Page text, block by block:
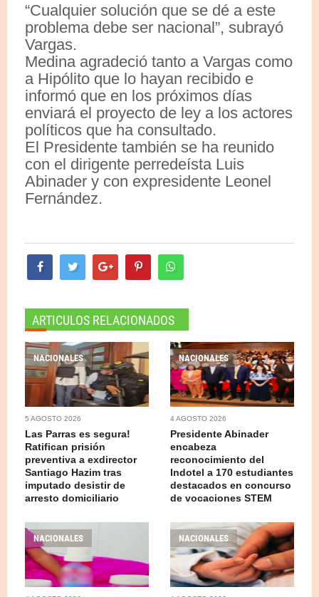
“Cualquier solución que se dé a este
problema debe ser nacional”, subrayó
Vargas.
Medina agradeció tanto a Vargas como
a Hipólito que lo hayan recibido e
informó que en los próximos días
enviará el proyecto de ley a los actores
políticos que ha consultado.
El Presidente también se ha reunido
con el dirigente perredeísta Luis
Abinader y con expresidente Leonel
Fernández.
ARTICULOS RELACIONADOS
NACIONALES
5 AGOSTO 2026
Las Parras es segura!
Ratifican prisión
preventiva a exdirector
Santiago Hazim tras
imputado desistir de
arresto domiciliario
NACIONALES
4 AGOSTO 2026
Presidente Abinader
encabeza
reconocimiento del
Indotel a 170 estudiantes
destacados en concurso
de vocaciones STEM
NACIONALES NACIONALES